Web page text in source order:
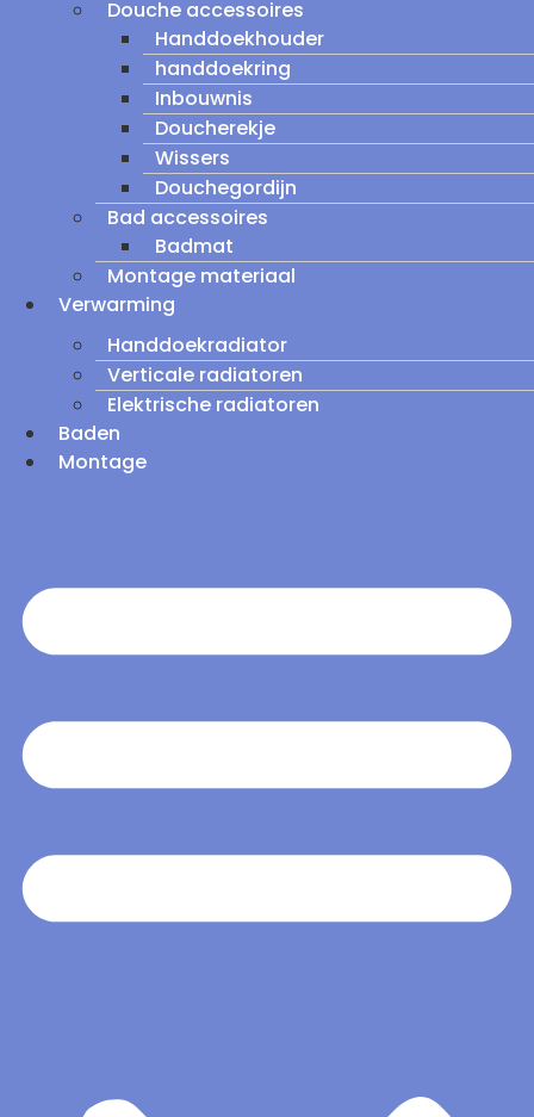
Douche accessoires
Handdoekhouder
handdoekring
Inbouwnis
Doucherekje
Wissers
Douchegordijn
Bad accessoires
Badmat
Montage materiaal
Verwarming
Handdoekradiator
Verticale radiatoren
Elektrische radiatoren
Baden
Montage